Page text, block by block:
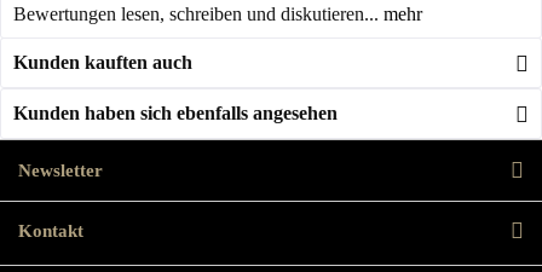
Bewertungen lesen, schreiben und diskutieren... mehr
Kunden kauften auch
Kunden haben sich ebenfalls angesehen
Newsletter
Kontakt